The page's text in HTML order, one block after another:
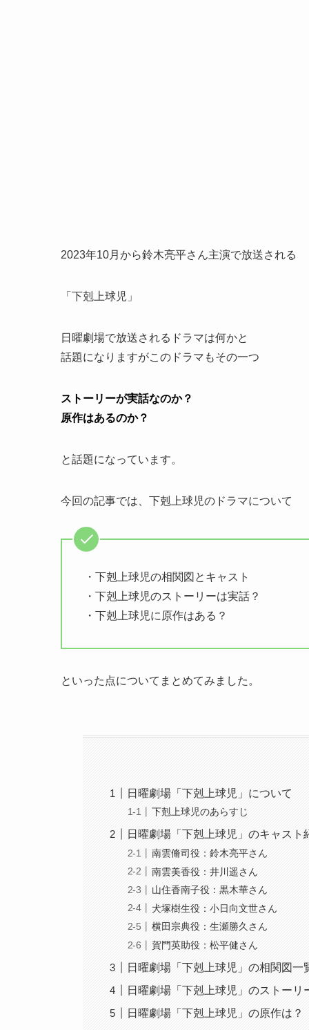
2023年10月から鈴木亮平さん主演で放送される
「下剋上球児」
日曜劇場で放送されるドラマは何かと
話題になりますがこのドラマもその一つ
ストーリーが実話なのか？
原作はあるのか？
と話題になっています。
今回の記事では、下剋上球児のドラマについて
・下剋上球児の相関図とキャスト
・下剋上球児のストーリーは実話？
・下剋上球児に原作はある？
といった点についてまとめてみました。
日曜劇場「下剋上球児」について
下剋上球児のあらすじ
日曜劇場「下剋上球児」のキャスト
南雲脩司役：鈴木亮平さん
南雲美香役：井川遥さん
山住香南子役：黒木華さん
犬塚樹生役：小日向文世さん
横田宗典役：生瀬勝久さん
賀門英助役：松平健さん
日曜劇場「下剋上球児」の相関図一
日曜劇場「下剋上球児」のストーリ
日曜劇場「下剋上球児」の原作は？